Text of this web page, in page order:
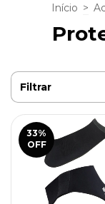
Início >
Filtrar
33%
OFF